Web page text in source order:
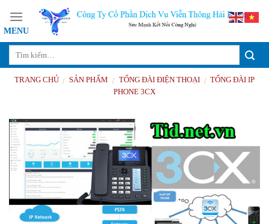
content
TRANG CHỦ / SẢN PHẨM / TỔNG ĐÀI ĐIỆN THOẠI / TỔNG ĐÀI IP
PHONE 3CX